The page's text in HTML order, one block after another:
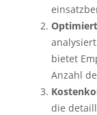
bietet
Anzahl
die